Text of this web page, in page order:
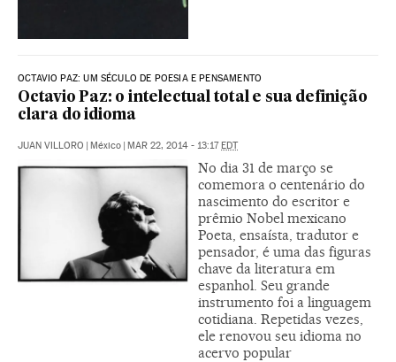
OCTAVIO PAZ: UM SÉCULO DE POESIA E PENSAMENTO
Octavio Paz: o intelectual total e sua definição
clara do idioma
JUAN VILLORO | México | MAR 22, 2014 - 13:17EDT
No dia 31 de março se
comemora o centenário do
nascimento do escritor e
prêmio Nobel mexicano
Poeta, ensaísta, tradutor e
pensador, é uma das figuras
chave da literatura em
espanhol. Seu grande
instrumento foi a linguagem
cotidiana. Repetidas vezes,
ele renovou seu idioma no
acervo popular